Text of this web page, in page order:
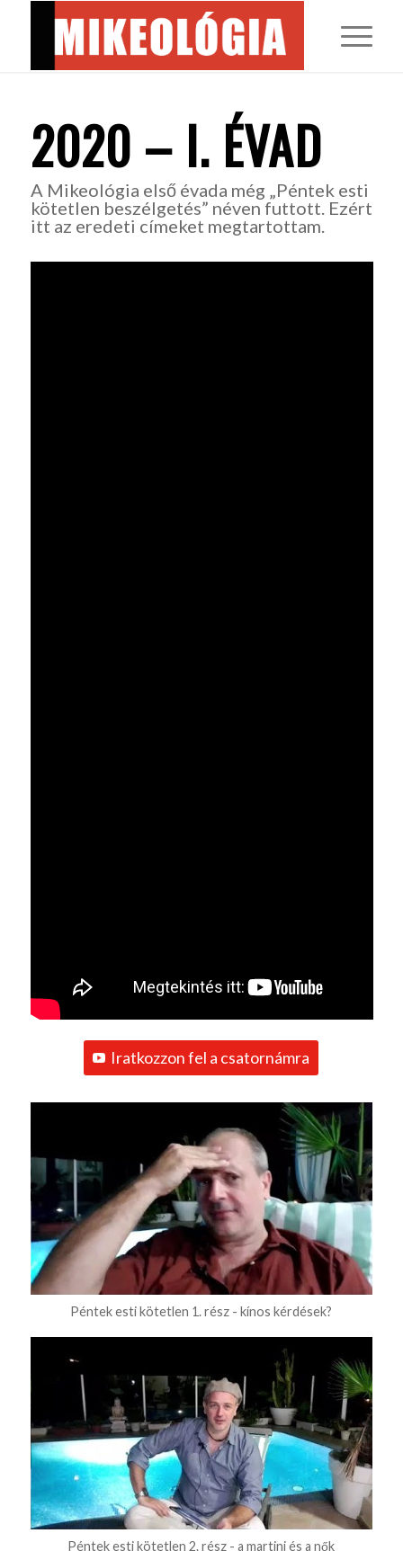
2020 – I. ÉVAD
A Mikeológia első évada még „Péntek esti
kötetlen beszélgetés” néven futtott. Ezért
itt az eredeti címeket megtartottam.
Iratkozzon fel a csatornámra
Péntek esti kötetlen 1. rész - kínos kérdések?
Péntek esti kötetlen 2. rész - a martini és a nők